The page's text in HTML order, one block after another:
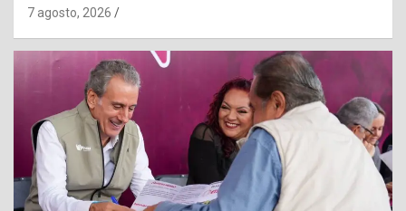
7 agosto, 2026